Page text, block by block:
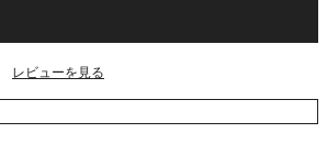
レビューを見る